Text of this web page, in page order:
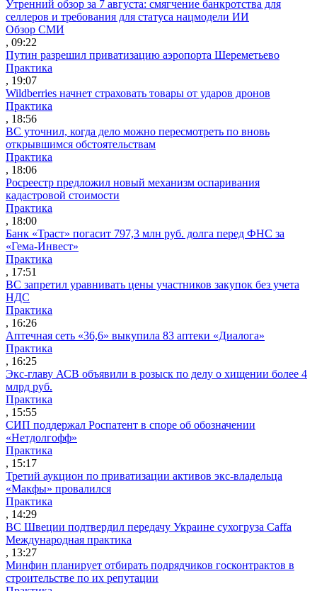
Утренний обзор за 7 августа: смягчение банкротства для
селлеров и требования для статуса нацмодели ИИ
Обзор СМИ
, 09:22
Путин разрешил приватизацию аэропорта Шереметьево
Практика
, 19:07
Wildberries начнет страховать товары от ударов дронов
Практика
, 18:56
ВС уточнил, когда дело можно пересмотреть по вновь
открывшимся обстоятельствам
Практика
, 18:06
Росреестр предложил новый механизм оспаривания
кадастровой стоимости
Практика
, 18:00
Банк «Траст» погасит 797,3 млн руб. долга перед ФНС за
«Гема-Инвест»
Практика
, 17:51
ВС запретил уравнивать цены участников закупок без учета
НДС
Практика
, 16:26
Аптечная сеть «36,6» выкупила 83 аптеки «Диалога»
Практика
, 16:25
Экс-главу АСВ объявили в розыск по делу о хищении более 4
млрд руб.
Практика
, 15:55
СИП поддержал Роспатент в споре об обозначении
«Нетдолгофф»
Практика
, 15:17
Третий аукцион по приватизации активов экс-владельца
«Макфы» провалился
Практика
, 14:29
ВС Швеции подтвердил передачу Украине сухогруза Caffa
Международная практика
, 13:27
Минфин планирует отбирать подрядчиков госконтрактов в
строительстве по их репутации